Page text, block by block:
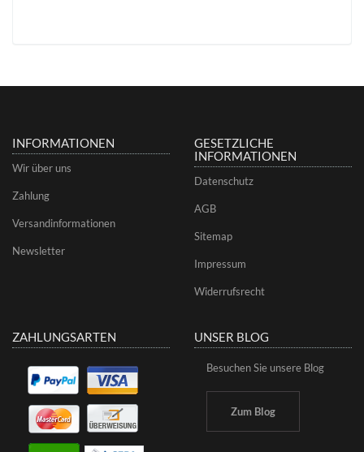
INFORMATIONEN
Wir über uns
Zahlung
Versandinformationen
Newsletter
GESETZLICHE
INFORMATIONEN
Datenschutz
AGB
Sitemap
Impressum
Widerrufsrecht
ZAHLUNGSARTEN UNSER BLOG
Besuchen Sie unsere Blog
Zum Blog